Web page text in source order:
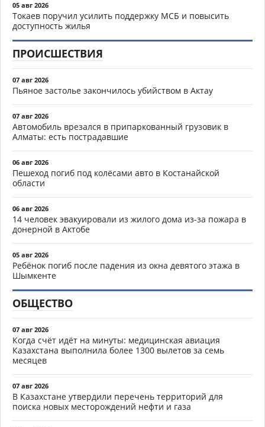
05 авг 2026
Токаев поручил усилить поддержку МСБ и повысить
доступность жилья
ПРОИСШЕСТВИЯ
07 авг 2026
Пьяное застолье закончилось убийством в Актау
07 авг 2026
Автомобиль врезался в припаркованный грузовик в
Алматы: есть пострадавшие
06 авг 2026
Пешеход погиб под колёсами авто в Костанайской
области
06 авг 2026
14 человек эвакуировали из жилого дома из-за пожара в
донерной в Актобе
05 авг 2026
Ребёнок погиб после падения из окна девятого этажа в
Шымкенте
ОБЩЕСТВО
07 авг 2026
Когда счёт идёт на минуты: медицинская авиация
Казахстана выполнила более 1300 вылетов за семь
месяцев
07 авг 2026
В Казахстане утвердили перечень территорий для
поиска новых месторождений нефти и газа